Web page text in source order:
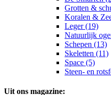
Grotten &
Koralen &
Leger (19)
Natuurlijk
Schepen (13)
Skeletten (11)
Space (5)
Steen- en
Uit ons magazine: